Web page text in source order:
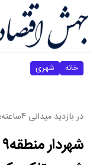
خانه شهری
در بازدید میدانی ۴ساعته؛